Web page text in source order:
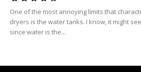
One of the most annoying limits that
dryers is the water tanks. I know, it might
since water is the...